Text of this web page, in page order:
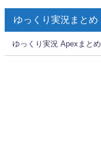
ゆっくり実況まとめ
ゆっくり実況 Apexまとめ